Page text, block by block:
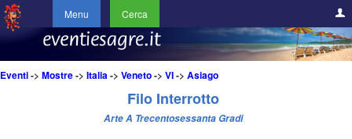
Menu Cerca
Eventi-> Mostre-> Italia-> Veneto-> VI-> Asiago
Filo Interrotto
Arte A Trecentosessanta Gradi